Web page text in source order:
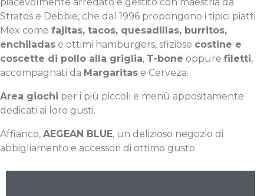
Stratos e Debbie, che dal 1996 propongono i tipici piatti
Mex come fajitas, tacos, quesadillas, burritos,
enchiladas e ottimi hamburgers, sfiziose costine e
coscette di pollo alla griglia, T-bone oppure filetti,
accompagnati da Margaritas e Cerveza.
Area giochi per i più piccoli e menù appositamente
dedicati ai loro gusti.
Affianco, AEGEAN BLUE, un delizioso negozio di
abbigliamento e accessori di ottimo gusto